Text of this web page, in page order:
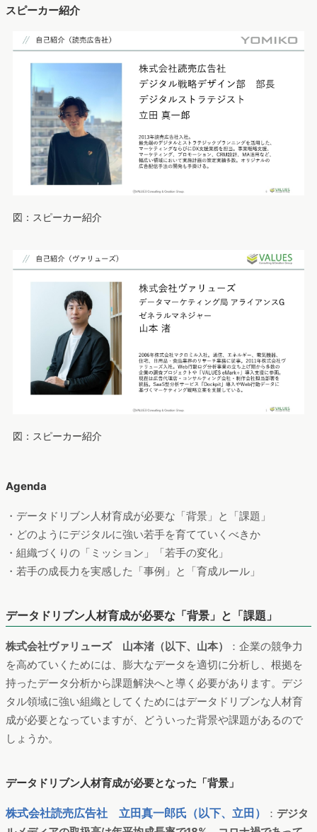
スピーカー紹介
図：スピーカー紹介
図：スピーカー紹介
Agenda
・データドリブン人材育成が必要な「背景」と「課題」
・どのようにデジタルに強い若手を育てていくべきか
・組織づくりの「ミッション」「若手の変化」
・若手の成長力を実感した「事例」と「育成ルール」
データドリブン人材育成が必要な「背景」と「課題」
株式会社ヴァリューズ 山本渚（以下、山本）
：企業の競争力
を高めていくためには、膨大なデータを適切に分析し、根拠を
持ったデータ分析から課題解決へと導く必要があります。デジ
タル領域に強い組織としてくためにはデータドリブンな人材育
成が必要となっていますが、どういった背景や課題があるので
しょうか。
データドリブン人材育成が必要となった「背景」
株式会社読売広告社 立田真一郎氏（以下、立田） ： デジタ